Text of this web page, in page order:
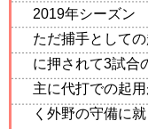
2019年シーズ
ただ捕手として
に押されて3試合
主に代打での起
く外野の守備に